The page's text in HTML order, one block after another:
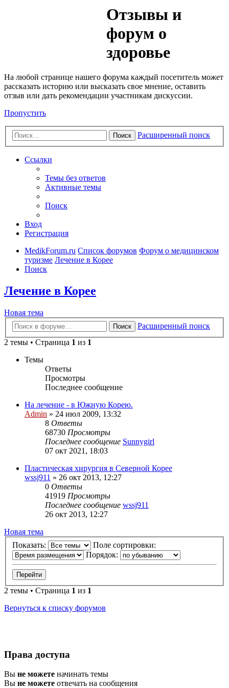
Отзывы и
форум о
здоровье
На любой странице нашего форума каждый посетитель может
рассказать историю или высказать свое мнение, оставить
отзыв или дать рекомендации участникам дискуссии.
Пропустить
Поиск Расширенный поиск
Ссылки
Темы без ответов
Активные темы
Поиск
Вход
Регистрация
MedikForum.ru Список форумов Форум о медицинском
туризме Лечение в Корее
Поиск
Лечение в Корее
Новая тема
Поиск
Расширенный поиск
2 темы • Страница 1 из 1
Темы
Ответы
Просмотры
Последнее сообщение
На лечение - в Южную Корею.
Admin » 24 июл 2009, 13:32
8 Ответы
68730 Просмотры
Последнее сообщение Sunnygirl
07 окт 2021, 18:03
Пластическая хирургия в Северной Корее
wssj911 » 26 окт 2013, 12:27
0 Ответы
41919 Просмотры
Последнее сообщение wssj911
26 окт 2013, 12:27
Новая тема
Показать:
Поле сортировки:
Порядок:
2 темы • Страница 1 из 1
Вернуться к списку форумов
Права доступа
Вы не можете начинать темы
Вы не можете отвечать на сообщения